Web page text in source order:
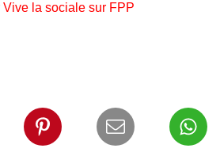
la sociale sur FPP